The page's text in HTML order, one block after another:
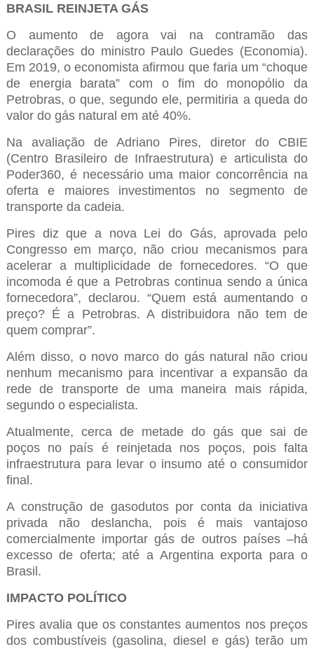
BRASIL REINJETA GÁS
O aumento de agora vai na contramão das
declarações do ministro Paulo Guedes (Economia).
Em 2019, o economista afirmou que faria um “choque
de energia barata” com o fim do monopólio da
Petrobras, o que, segundo ele, permitiria a queda do
valor do gás natural em até 40%.
Na avaliação de Adriano Pires, diretor do CBIE
(Centro Brasileiro de Infraestrutura) e articulista do
Poder360, é necessário uma maior concorrência na
oferta e maiores investimentos no segmento de
transporte da cadeia.
Pires diz que a nova Lei do Gás, aprovada pelo
Congresso em março, não criou mecanismos para
acelerar a multiplicidade de fornecedores. “O que
incomoda é que a Petrobras continua sendo a única
fornecedora”, declarou. “Quem está aumentando o
preço? É a Petrobras. A distribuidora não tem de
quem comprar”.
Além disso, o novo marco do gás natural não criou
nenhum mecanismo para incentivar a expansão da
rede de transporte de uma maneira mais rápida,
segundo o especialista.
Atualmente, cerca de metade do gás que sai de
poços no país é reinjetada nos poços, pois falta
infraestrutura para levar o insumo até o consumidor
final.
A construção de gasodutos por conta da iniciativa
privada não deslancha, pois é mais vantajoso
comercialmente importar gás de outros países –há
excesso de oferta; até a Argentina exporta para o
Brasil.
IMPACTO POLÍTICO
Pires avalia que os constantes aumentos nos preços
dos combustíveis (gasolina, diesel e gás) terão um